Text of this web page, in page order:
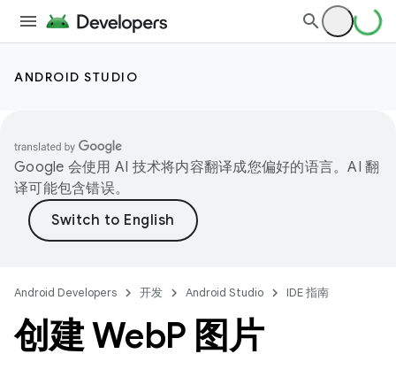
ANDROID STUDIO
Google 会使用 AI 技术将内容翻译成您偏好的语言。AI 翻
译可能包含错误。
Android Developers 开发 Android Studio IDE 指南
创建 WebP 图片